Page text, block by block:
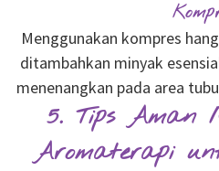
Menggunakan kompres
ditambahkan minyak
menenangkan pada area
5. Tips Aman
Aromaterapi